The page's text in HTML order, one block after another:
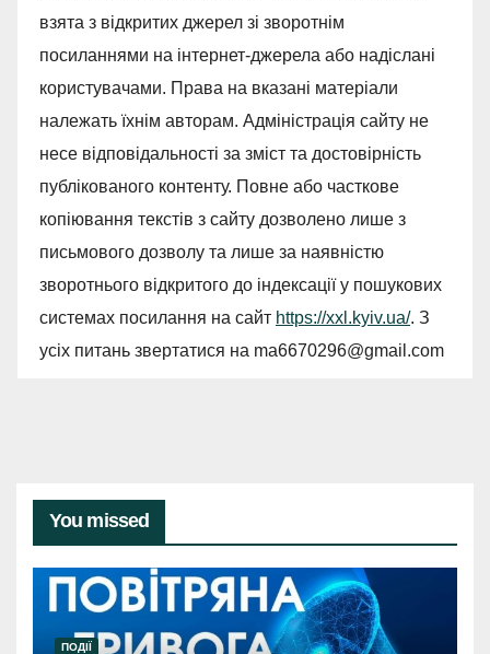
взята з відкритих джерел зі зворотнім
посиланнями на інтернет-джерела або надіслані
користувачами. Права на вказані матеріали
належать їхнім авторам. Адміністрація сайту не
несе відповідальності за зміст та достовірність
публікованого контенту. Повне або часткове
копіювання текстів з сайту дозволено лише з
письмового дозволу та лише за наявністю
зворотнього відкритого до індексації у пошукових
системах посилання на сайт https://xxl.kyiv.ua/. З
усіх питань звертатися на ma6670296@gmail.com
You missed
ПОДІЇ